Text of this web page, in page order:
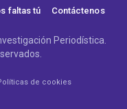
faltas tú Contáctenos
Periodística.
de cookies